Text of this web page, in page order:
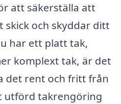
att säkerställa att
och skyddar ditt
har ett platt tak,
komplext tak, är det
det rent och fritt från
utförd takrengöring